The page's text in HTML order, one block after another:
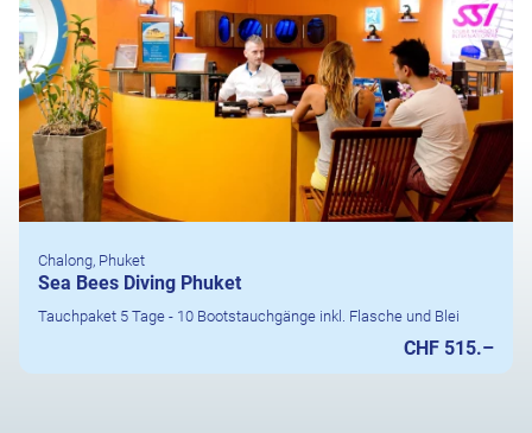
Chalong, Phuket
Sea Bees Diving Phuket
Tauchpaket 5 Tage - 10 Bootstauchgänge inkl. Flasche und Blei
CHF 515.–